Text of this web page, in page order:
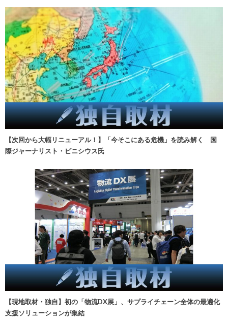
【次回から大幅リニューアル！】「今そこにある危機」を読み解く 国
際ジャーナリスト・ビニシウス氏
【現地取材・独自】初の「物流DX展」、サプライチェーン全体の最適化
支援ソリューションが集結